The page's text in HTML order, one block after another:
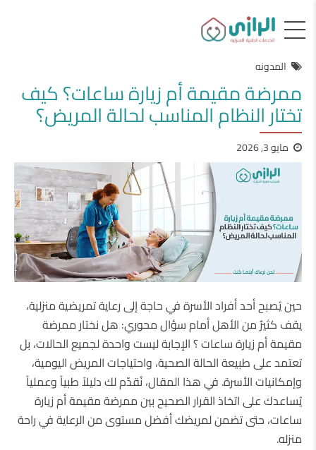
المدونه
ممرضة مقيمة أم زيارة ساعات؟ كيف
تختار النظام المناسب لحالة المريض؟
مايو 3, 2026
حين يُصبح أحد أفراد الأسرة في حاجة إلى رعاية تمريضية منزلية،
يقف كثيرٌ من الأهل أمام سؤال محوري: هل نختار ممرضة
مقيمة أم زيارة ساعات ؟ الإجابة ليست واحدة لجميع الحالات، بل
تعتمد على طبيعة الحالة الصحية، واحتياجات المريض اليومية،
وإمكانيات الأسرة. في هذا المقال، نُقدّم لك دليلاً طبياً وعملياً
يُساعدك على اتخاذ القرار الصحيح بين ممرضة مقيمة أم زيارة
ساعات، حتى تضمن لمريضك أفضل مستوى من الرعاية في راحة
منزله.